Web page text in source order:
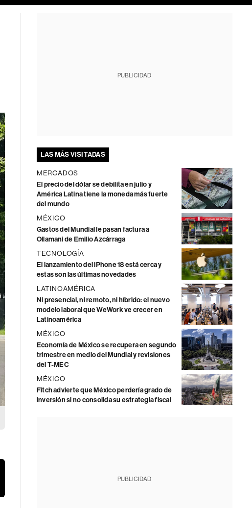
PUBLICIDAD
LAS MÁS VISITADAS
MERCADOS
El precio del dólar se debilita en julio y
América Latina tiene la moneda más fuerte
del mundo
MÉXICO
Gastos del Mundial le pasan factura a
Ollamani de Emilio Azcárraga
TECNOLOGÍA
El lanzamiento del iPhone 18 está cerca y
estas son las últimas novedades
LATINOAMÉRICA
Ni presencial, ni remoto, ni híbrido: el nuevo
modelo laboral que WeWork ve crecer en
Latinoamérica
MÉXICO
Economía de México se recupera en segundo
trimestre en medio del Mundial y revisiones
del T-MEC
MÉXICO
Fitch advierte que México perdería grado de
inversión si no consolida su estrategia fiscal
PUBLICIDAD